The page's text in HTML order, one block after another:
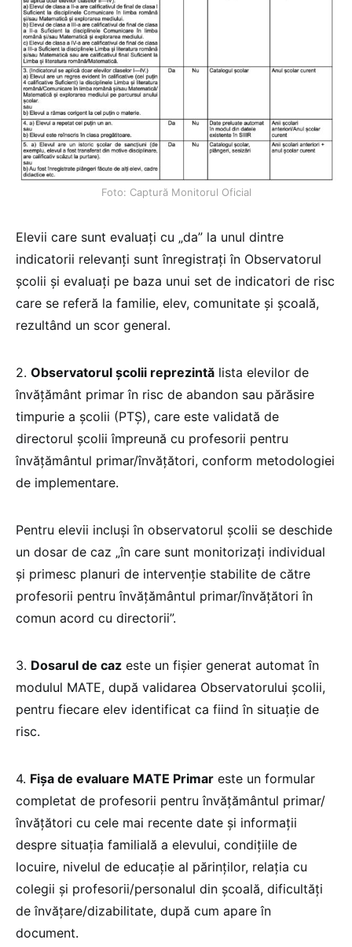
Foto: Captură Monitorul Oficial
Elevii care sunt evaluați cu „da” la unul dintre
indicatorii relevanți sunt înregistrați în Observatorul
școlii și evaluați pe baza unui set de indicatori de risc
care se referă la familie, elev, comunitate și școală,
rezultând un scor general.
2. Observatorul școlii reprezintă lista elevilor de
învățământ primar în risc de abandon sau părăsire
timpurie a școlii (PTȘ), care este validată de
directorul școlii împreună cu profesorii pentru
învățământul primar/învățători, conform metodologiei
de implementare.
Pentru elevii incluși în observatorul școlii se deschide
un dosar de caz „în care sunt monitorizați individual
și primesc planuri de intervenție stabilite de către
profesorii pentru învățământul primar/învățători în
comun acord cu directorii”.
3. Dosarul de caz este un fișier generat automat în
modulul MATE, după validarea Observatorului școlii,
pentru fiecare elev identificat ca fiind în situație de
risc.
4. Fișa de evaluare MATE Primar este un formular
completat de profesorii pentru învățământul primar/
învățători cu cele mai recente date și informații
despre situația familială a elevului, condițiile de
locuire, nivelul de educație al părinților, relația cu
colegii și profesorii/personalul din școală, dificultăți
de învățare/dizabilitate, după cum apare în
document.